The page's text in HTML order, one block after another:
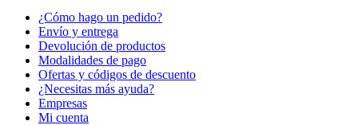
¿Cómo hago un pedido?
Envío y entrega
Devolución de productos
Modalidades de pago
Ofertas y códigos de descuento
¿Necesitas más ayuda?
Empresas
Mi cuenta